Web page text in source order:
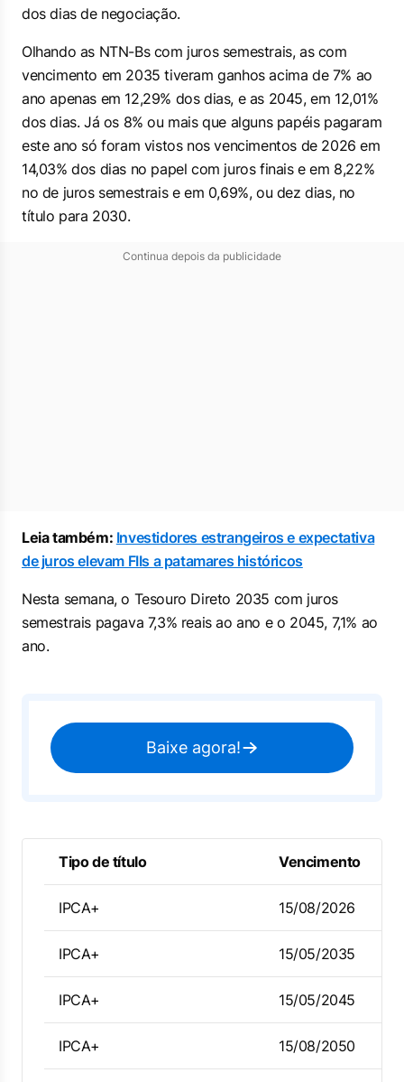
dos dias de negociação.
Olhando as NTN-Bs com juros semestrais, as com
vencimento em 2035 tiveram ganhos acima de 7% ao
ano apenas em 12,29% dos dias, e as 2045, em 12,01%
dos dias. Já os 8% ou mais que alguns papéis pagaram
este ano só foram vistos nos vencimentos de 2026 em
14,03% dos dias no papel com juros finais e em 8,22%
no de juros semestrais e em 0,69%, ou dez dias, no
título para 2030.
Continua depois da publicidade
Leia também: Investidores estrangeiros e expectativa
de juros elevam FIIs a patamares históricos
Nesta semana, o Tesouro Direto 2035 com juros
semestrais pagava 7,3% reais ao ano e o 2045, 7,1% ao
ano.
Baixe agora!
Tipo de título Vencimento
IPCA+ 15/08/2026
IPCA+ 15/05/2035
IPCA+ 15/05/2045
IPCA+ 15/08/2050